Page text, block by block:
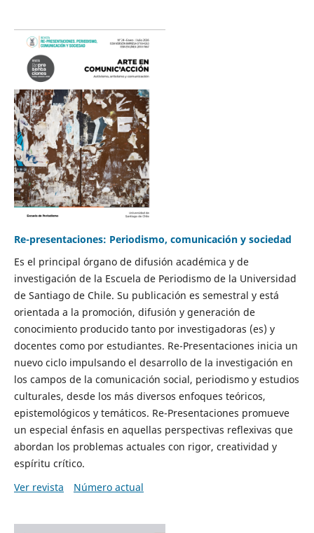
Re-presentaciones: Periodismo, comunicación y sociedad
Es el principal órgano de difusión académica y de
investigación de la Escuela de Periodismo de la Universidad
de Santiago de Chile. Su publicación es semestral y está
orientada a la promoción, difusión y generación de
conocimiento producido tanto por investigadoras (es) y
docentes como por estudiantes. Re-Presentaciones inicia un
nuevo ciclo impulsando el desarrollo de la investigación en
los campos de la comunicación social, periodismo y estudios
culturales, desde los más diversos enfoques teóricos,
epistemológicos y temáticos. Re-Presentaciones promueve
un especial énfasis en aquellas perspectivas reflexivas que
abordan los problemas actuales con rigor, creatividad y
espíritu crítico.
Ver revista
Número actual